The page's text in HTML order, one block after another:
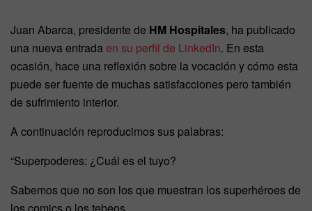
Juan Abarca, presidente de HM Hospitales, ha publicado
una nueva entradaen su perfil de LinkedIn. En esta
ocasión, hace una reflexión sobre la vocación y cómo esta
puede ser fuente de muchas satisfacciones pero también
de sufrimiento interior.
A continuación reproducimos sus palabras:
“Superpoderes: ¿Cuál es el tuyo?
Sabemos que no son los que muestran los superhéroes de